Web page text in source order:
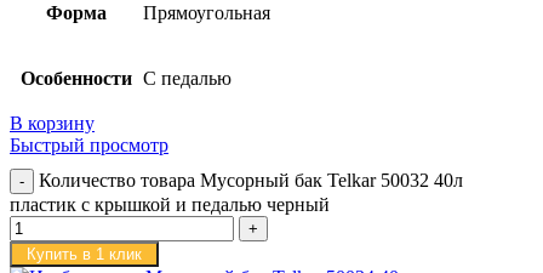
Форма Прямоугольная
Особенности С педалью
В корзину
Быстрый просмотр
Количество товара Мусорный бак Telkar 50032 40л
пластик с крышкой и педалью черный
Купить в 1 клик